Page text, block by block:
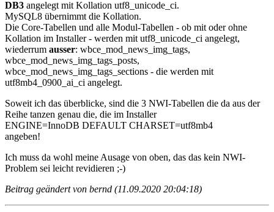
DB3 angelegt mit Kollation utf8_unicode_ci.
MySQL8 übernimmt die Kollation.
Die Core-Tabellen und alle Modul-Tabellen - ob mit oder ohne
Kollation im Installer - werden mit utf8_unicode_ci angelegt,
wiederrum ausser: wbce_mod_news_img_tags,
wbce_mod_news_img_tags_posts,
wbce_mod_news_img_tags_sections - die werden mit
utf8mb4_0900_ai_ci angelegt.
Soweit ich das überblicke, sind die 3 NWI-Tabellen die da aus der
Reihe tanzen genau die, die im Installer
ENGINE=InnoDB DEFAULT CHARSET=utf8mb4
angeben!
Ich muss da wohl meine Ausage von oben, das das kein NWI-
Problem sei leicht revidieren ;-)
Beitrag geändert von bernd (11.09.2020 20:04:18)